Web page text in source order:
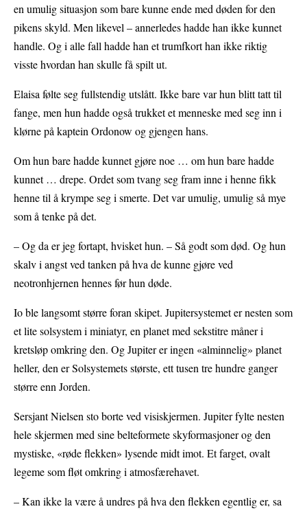
en umulig situasjon som bare kunne ende med døden for den
pikens skyld. Men likevel – annerledes hadde han ikke kunnet
handle. Og i alle fall hadde han et trumfkort han ikke riktig
visste hvordan han skulle få spilt ut.
Elaisa følte seg fullstendig utslått. Ikke bare var hun blitt tatt til
fange, men hun hadde også trukket et menneske med seg inn i
klørne på kaptein Ordonow og gjengen hans.
Om hun bare hadde kunnet gjøre noe … om hun bare hadde
kunnet … drepe. Ordet som tvang seg fram inne i henne fikk
henne til å krympe seg i smerte. Det var umulig, umulig så mye
som å tenke på det.
– Og da er jeg fortapt, hvisket hun. – Så godt som død. Og hun
skalv i angst ved tanken på hva de kunne gjøre ved
neotronhjernen hennes før hun døde.
Io ble langsomt større foran skipet. Jupitersystemet er nesten som
et lite solsystem i miniatyr, en planet med sekstitre måner i
kretsløp omkring den. Og Jupiter er ingen «alminnelig» planet
heller, den er Solsystemets største, ett tusen tre hundre ganger
større enn Jorden.
Sersjant Nielsen sto borte ved visiskjermen. Jupiter fylte nesten
hele skjermen med sine belteformete skyformasjoner og den
mystiske, «røde flekken» lysende midt imot. Et farget, ovalt
legeme som fløt omkring i atmosfærehavet.
– Kan ikke la være å undres på hva den flekken egentlig er, sa